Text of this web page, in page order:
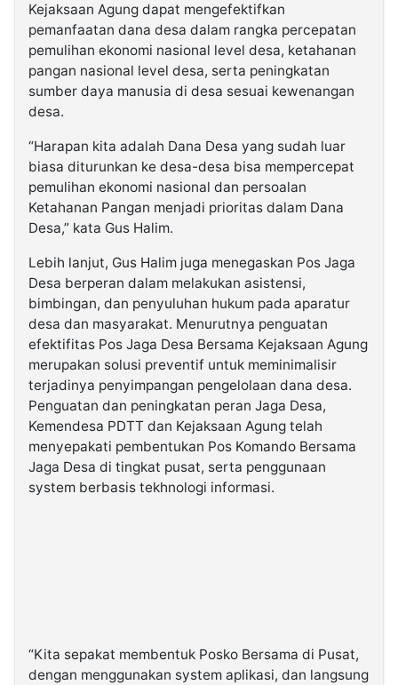
Kejaksaan Agung dapat mengefektifkan
pemanfaatan dana desa dalam rangka percepatan
pemulihan ekonomi nasional level desa, ketahanan
pangan nasional level desa, serta peningkatan
sumber daya manusia di desa sesuai kewenangan
desa.
“Harapan kita adalah Dana Desa yang sudah luar
biasa diturunkan ke desa-desa bisa mempercepat
pemulihan ekonomi nasional dan persoalan
Ketahanan Pangan menjadi prioritas dalam Dana
Desa,” kata Gus Halim.
Lebih lanjut, Gus Halim juga menegaskan Pos Jaga
Desa berperan dalam melakukan asistensi,
bimbingan, dan penyuluhan hukum pada aparatur
desa dan masyarakat. Menurutnya penguatan
efektifitas Pos Jaga Desa Bersama Kejaksaan Agung
merupakan solusi preventif untuk meminimalisir
terjadinya penyimpangan pengelolaan dana desa.
Penguatan dan peningkatan peran Jaga Desa,
Kemendesa PDTT dan Kejaksaan Agung telah
menyepakati pembentukan Pos Komando Bersama
Jaga Desa di tingkat pusat, serta penggunaan
system berbasis tekhnologi informasi.
“Kita sepakat membentuk Posko Bersama di Pusat,
dengan menggunakan system aplikasi, dan langsung